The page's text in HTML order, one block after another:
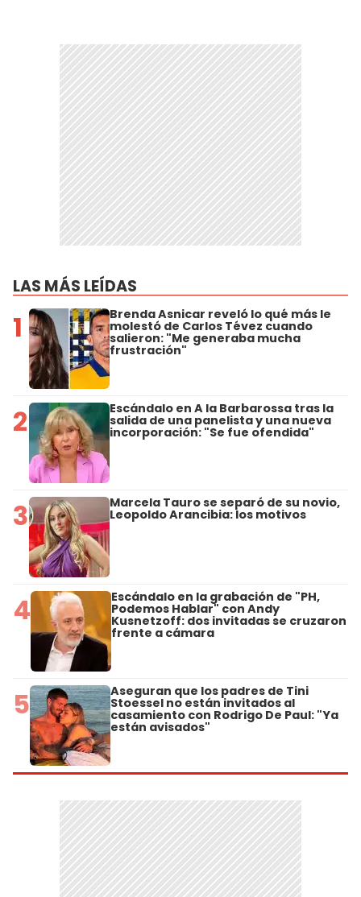
LAS MÁS LEÍDAS
1 Brenda Asnicar reveló lo qué más le
molestó de Carlos Tévez cuando
salieron: "Me generaba mucha
frustración"
2 Escándalo en A la Barbarossa tras la
salida de una panelista y una nueva
incorporación: "Se fue ofendida"
3 Marcela Tauro se separó de su novio,
Leopoldo Arancibia: los motivos
4 Escándalo en la grabación de "PH,
Podemos Hablar" con Andy
Kusnetzoff: dos invitadas se cruzaron
frente a cámara
5 Aseguran que los padres de Tini
Stoessel no están invitados al
casamiento con Rodrigo De Paul: "Ya
están avisados"